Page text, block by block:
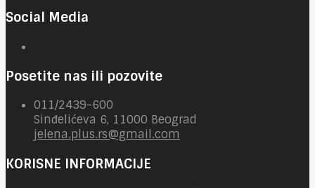
Social Media
Posetite nas ili pozovite
011/2439-600
Sinđelićeva 6, 11000 Beograd
jelena.plus.rs@gmail.com
KORISNE INFORMACIJE